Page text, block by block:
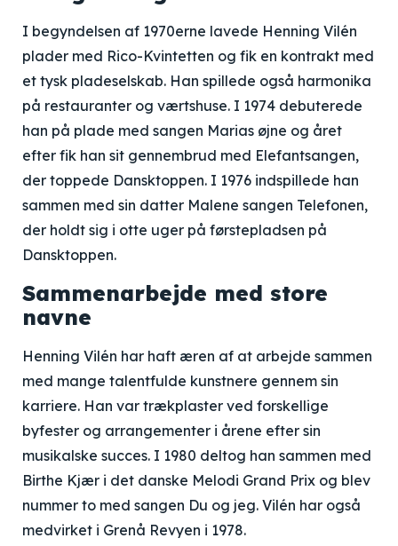
I begyndelsen af 1970erne lavede Henning Vilén
plader med Rico-Kvintetten og fik en kontrakt med
et tysk pladeselskab. Han spillede også harmonika
på restauranter og værtshuse. I 1974 debuterede
han på plade med sangen Marias øjne og året
efter fik han sit gennembrud med Elefantsangen,
der toppede Dansktoppen. I 1976 indspillede han
sammen med sin datter Malene sangen Telefonen,
der holdt sig i otte uger på førstepladsen på
Dansktoppen.
Sammenarbejde med store
navne
Henning Vilén har haft æren af at arbejde sammen
med mange talentfulde kunstnere gennem sin
karriere. Han var trækplaster ved forskellige
byfester og arrangementer i årene efter sin
musikalske succes. I 1980 deltog han sammen med
Birthe Kjær i det danske Melodi Grand Prix og blev
nummer to med sangen Du og jeg. Vilén har også
medvirket i Grenå Revyen i 1978.